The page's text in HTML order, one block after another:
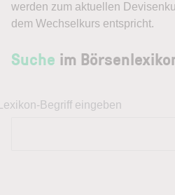
werden zum aktuellen
dem Wechselkurs entspricht.
Suche im
Begriff eingeben